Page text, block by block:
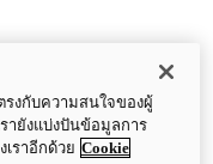
รงกับความสนใจของผู้
ายังแบ่งปันข้อมูลการ
ราอีกด้วย Cookie